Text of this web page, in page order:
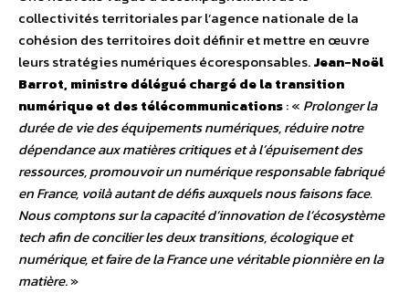
collectivités territoriales par l’agence nationale de la
cohésion des territoires doit définir et mettre en œuvre
leurs stratégies numériques écoresponsables.Jean-Noël
Barrot, ministre délégué chargé de la transition
numérique et des télécommunications: « Prolonger la
durée de vie des équipements numériques, réduire notre
dépendance aux matières critiques et à l’épuisement des
ressources, promouvoir un numérique responsable fabriqué
en France, voilà autant de défis auxquels nous faisons face.
Nous comptons sur la capacité d’innovation de l’écosystème
tech afin de concilier les deux transitions, écologique et
numérique, et faire de la France une véritable pionnière en la
matière. »